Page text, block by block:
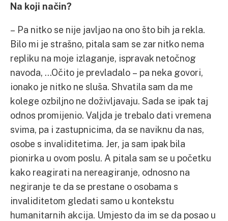
Na koji način?
– Pa nitko se nije javljao na ono što bih ja rekla.
Bilo mi je strašno, pitala sam se zar nitko nema
repliku na moje izlaganje, ispravak netočnog
navoda, …Očito je prevladalo – pa neka govori,
ionako je nitko ne sluša. Shvatila sam da me
kolege ozbiljno ne doživljavaju. Sada se ipak taj
odnos promijenio. Valjda je trebalo dati vremena
svima, pa i zastupnicima, da se naviknu da nas,
osobe s invaliditetima. Jer, ja sam ipak bila
pionirka u ovom poslu. A pitala sam se u početku
kako reagirati na nereagiranje, odnosno na
negiranje te da se prestane o osobama s
invaliditetom gledati samo u kontekstu
humanitarnih akcija. Umjesto da im se da posao u